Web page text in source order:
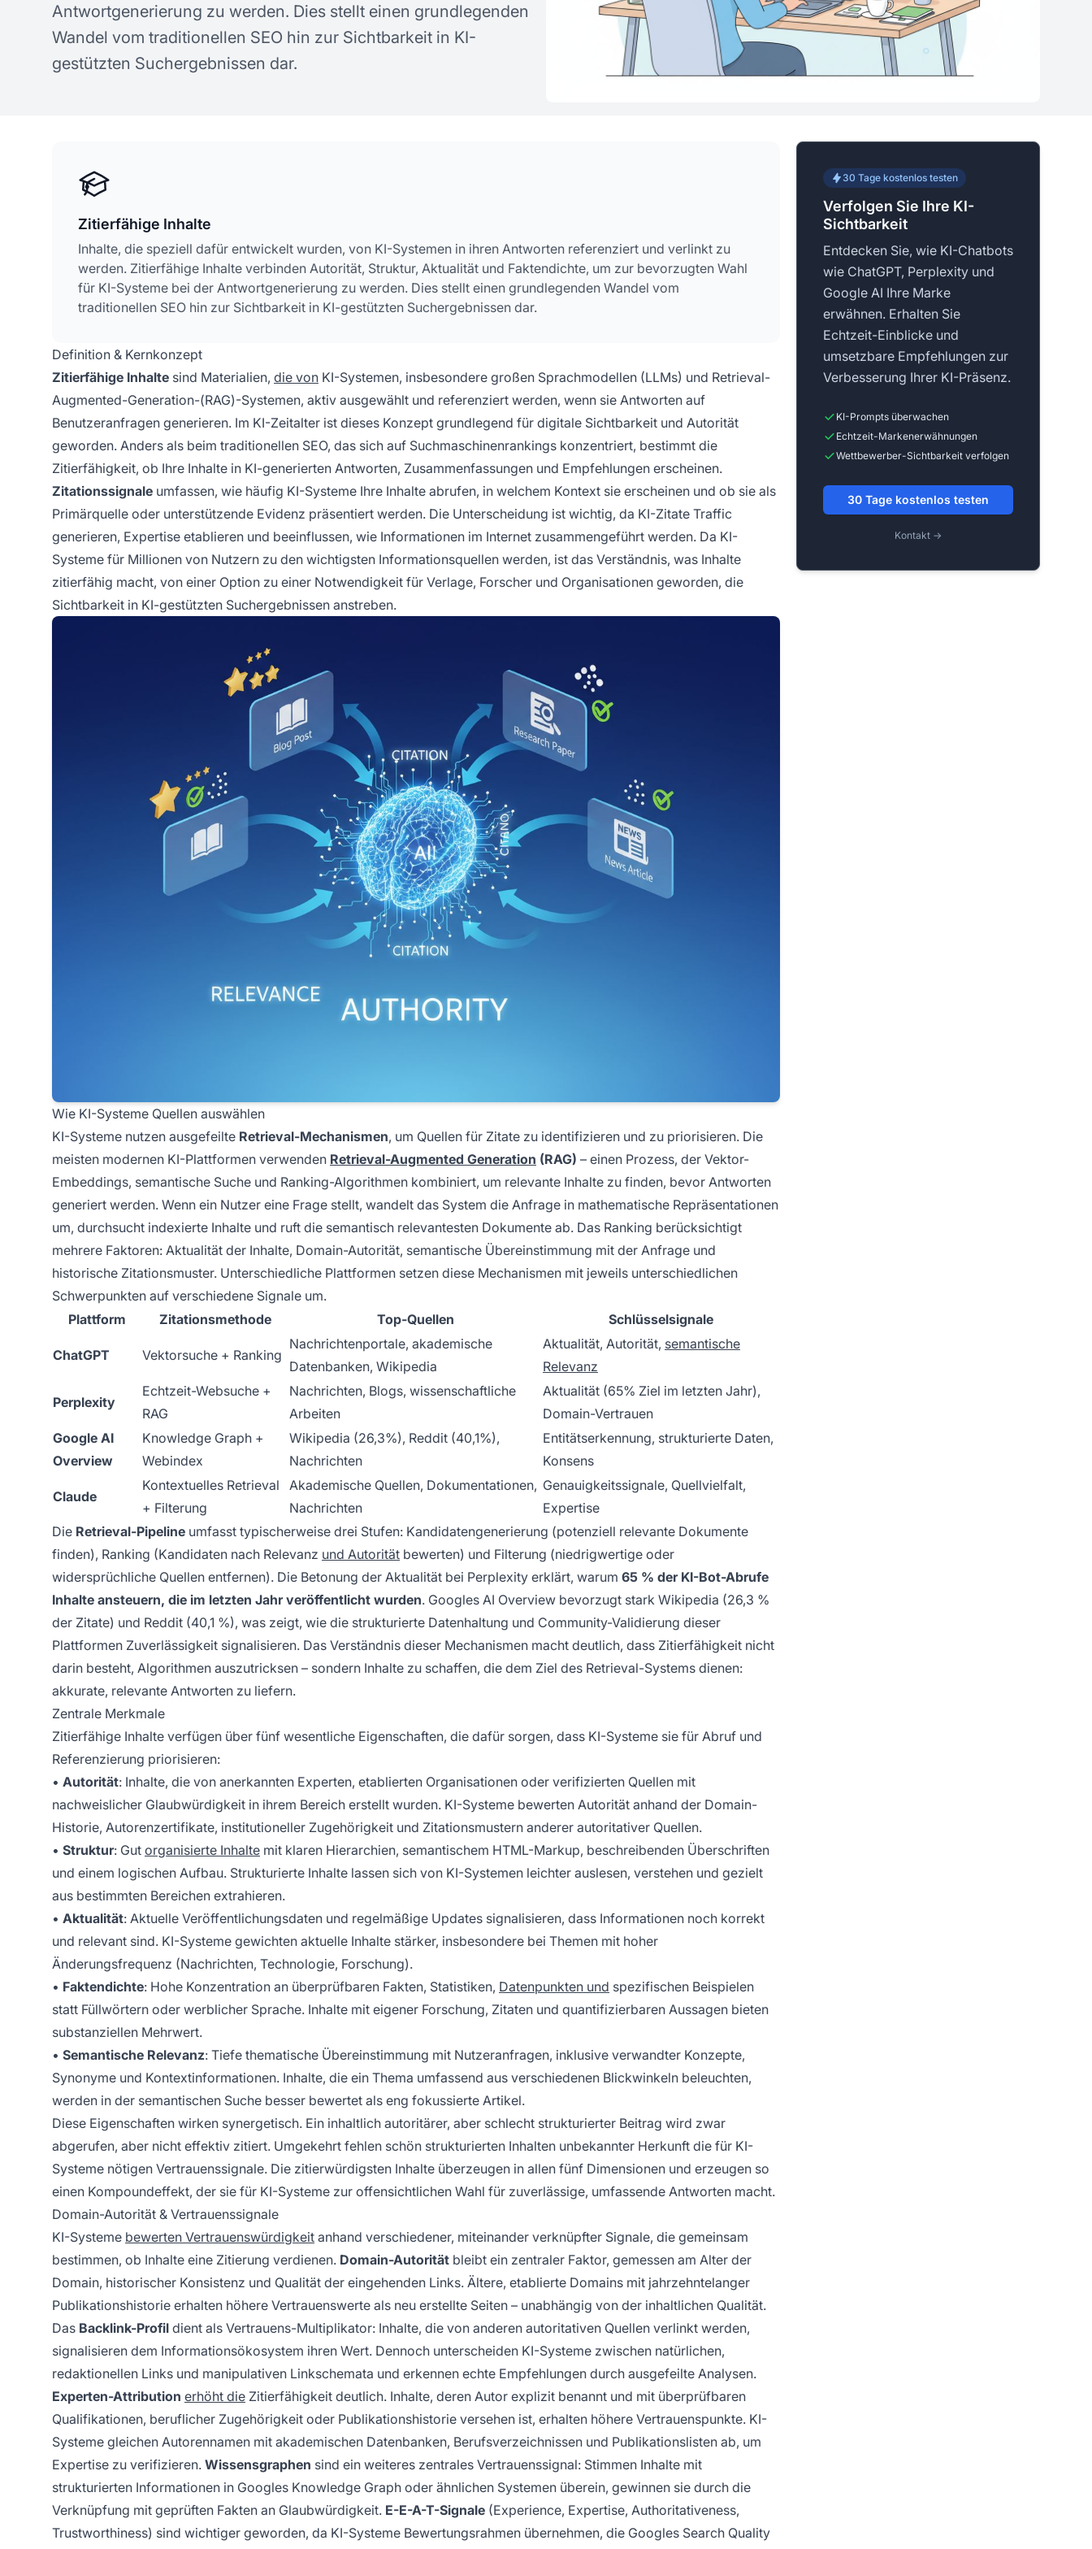
Konzepte zur KI-Sichtbarkeit
gestellte Fragen
Antwortgenerierung zu werden. Dies stellt einen grundlegenden
Wandel vom traditionellen SEO hin zur Sichtbarkeit in KI-
gestützten Suchergebnissen dar.
Zitierfähige Inhalte
Inhalte, die speziell dafür entwickelt wurden, von KI-Systemen in ihren Antworten referenziert und verlinkt zu
werden. Zitierfähige Inhalte verbinden Autorität, Struktur, Aktualität und Faktendichte, um zur bevorzugten Wahl
für KI-Systeme bei der Antwortgenerierung zu werden. Dies stellt einen grundlegenden Wandel vom
traditionellen SEO hin zur Sichtbarkeit in KI-gestützten Suchergebnissen dar.
Definition & Kernkonzept
Zitierfähige Inhalte sind Materialien, die von KI-Systemen, insbesondere großen Sprachmodellen (LLMs) und Retrieval-
Augmented-Generation-(RAG)-Systemen, aktiv ausgewählt und referenziert werden, wenn sie Antworten auf
Benutzeranfragen generieren. Im KI-Zeitalter ist dieses Konzept grundlegend für digitale Sichtbarkeit und Autorität
geworden. Anders als beim traditionellen SEO, das sich auf Suchmaschinenrankings konzentriert, bestimmt die
Zitierfähigkeit, ob Ihre Inhalte in KI-generierten Antworten, Zusammenfassungen und Empfehlungen erscheinen.
Zitationssignale umfassen, wie häufig KI-Systeme Ihre Inhalte abrufen, in welchem Kontext sie erscheinen und ob sie als
Primärquelle oder unterstützende Evidenz präsentiert werden. Die Unterscheidung ist wichtig, da KI-Zitate Traffic
generieren, Expertise etablieren und beeinflussen, wie Informationen im Internet zusammengeführt werden. Da KI-
Systeme für Millionen von Nutzern zu den wichtigsten Informationsquellen werden, ist das Verständnis, was Inhalte
zitierfähig macht, von einer Option zu einer Notwendigkeit für Verlage, Forscher und Organisationen geworden, die
Sichtbarkeit in KI-gestützten Suchergebnissen anstreben.
Wie KI-Systeme Quellen auswählen
KI-Systeme nutzen ausgefeilte Retrieval-Mechanismen, um Quellen für Zitate zu identifizieren und zu priorisieren. Die
meisten modernen KI-Plattformen verwenden Retrieval-Augmented Generation (RAG) – einen Prozess, der Vektor-
Embeddings, semantische Suche und Ranking-Algorithmen kombiniert, um relevante Inhalte zu finden, bevor Antworten
generiert werden. Wenn ein Nutzer eine Frage stellt, wandelt das System die Anfrage in mathematische Repräsentationen
um, durchsucht indexierte Inhalte und ruft die semantisch relevantesten Dokumente ab. Das Ranking berücksichtigt
mehrere Faktoren: Aktualität der Inhalte, Domain-Autorität, semantische Übereinstimmung mit der Anfrage und
historische Zitationsmuster. Unterschiedliche Plattformen setzen diese Mechanismen mit jeweils unterschiedlichen
Schwerpunkten auf verschiedene Signale um.
Plattform
Zitationsmethode Top-Quellen Schlüsselsignale
ChatGPT Vektorsuche + Ranking
Nachrichtenportale, akademische
Datenbanken, Wikipedia
Aktualität, Autorität, semantische
Relevanz
Perplexity
Echtzeit-Websuche +
RAG
Nachrichten, Blogs, wissenschaftliche
Arbeiten
Aktualität (65% Ziel im letzten Jahr),
Domain-Vertrauen
Google AI
Overview
Knowledge Graph +
Webindex
Wikipedia (26,3%), Reddit (40,1%),
Nachrichten
Entitätserkennung, strukturierte Daten,
Konsens
Claude
Kontextuelles Retrieval
+ Filterung
Akademische Quellen, Dokumentationen,
Nachrichten
Genauigkeitssignale, Quellvielfalt,
Expertise
Die Retrieval-Pipeline umfasst typischerweise drei Stufen: Kandidatengenerierung (potenziell relevante Dokumente
finden), Ranking (Kandidaten nach Relevanz und Autorität bewerten) und Filterung (niedrigwertige oder
widersprüchliche Quellen entfernen). Die Betonung der Aktualität bei Perplexity erklärt, warum 65 % der KI-Bot-Abrufe
Inhalte ansteuern, die im letzten Jahr veröffentlicht wurden. Googles AI Overview bevorzugt stark Wikipedia (26,3 %
der Zitate) und Reddit (40,1 %), was zeigt, wie die strukturierte Datenhaltung und Community-Validierung dieser
Plattformen Zuverlässigkeit signalisieren. Das Verständnis dieser Mechanismen macht deutlich, dass Zitierfähigkeit nicht
darin besteht, Algorithmen auszutricksen – sondern Inhalte zu schaffen, die dem Ziel des Retrieval-Systems dienen:
akkurate, relevante Antworten zu liefern.
Zentrale Merkmale
Zitierfähige Inhalte verfügen über fünf wesentliche Eigenschaften, die dafür sorgen, dass KI-Systeme sie für Abruf und
Referenzierung priorisieren:
• Autorität: Inhalte, die von anerkannten Experten, etablierten Organisationen oder verifizierten Quellen mit
nachweislicher Glaubwürdigkeit in ihrem Bereich erstellt wurden. KI-Systeme bewerten Autorität anhand der Domain-
Historie, Autorenzertifikate, institutioneller Zugehörigkeit und Zitationsmustern anderer autoritativer Quellen.
• Struktur: Gut organisierte Inhalte mit klaren Hierarchien, semantischem HTML-Markup, beschreibenden Überschriften
und einem logischen Aufbau. Strukturierte Inhalte lassen sich von KI-Systemen leichter auslesen, verstehen und gezielt
aus bestimmten Bereichen extrahieren.
• Aktualität: Aktuelle Veröffentlichungsdaten und regelmäßige Updates signalisieren, dass Informationen noch korrekt
und relevant sind. KI-Systeme gewichten aktuelle Inhalte stärker, insbesondere bei Themen mit hoher
Änderungsfrequenz (Nachrichten, Technologie, Forschung).
• Faktendichte: Hohe Konzentration an überprüfbaren Fakten, Statistiken, Datenpunkten und spezifischen Beispielen
statt Füllwörtern oder werblicher Sprache. Inhalte mit eigener Forschung, Zitaten und quantifizierbaren Aussagen bieten
substanziellen Mehrwert.
• Semantische Relevanz: Tiefe thematische Übereinstimmung mit Nutzeranfragen, inklusive verwandter Konzepte,
Synonyme und Kontextinformationen. Inhalte, die ein Thema umfassend aus verschiedenen Blickwinkeln beleuchten,
werden in der semantischen Suche besser bewertet als eng fokussierte Artikel.
Diese Eigenschaften wirken synergetisch. Ein inhaltlich autoritärer, aber schlecht strukturierter Beitrag wird zwar
abgerufen, aber nicht effektiv zitiert. Umgekehrt fehlen schön strukturierten Inhalten unbekannter Herkunft die für KI-
Systeme nötigen Vertrauenssignale. Die zitierwürdigsten Inhalte überzeugen in allen fünf Dimensionen und erzeugen so
einen Kompoundeffekt, der sie für KI-Systeme zur offensichtlichen Wahl für zuverlässige, umfassende Antworten macht.
Domain-Autorität & Vertrauenssignale
KI-Systeme bewerten Vertrauenswürdigkeit anhand verschiedener, miteinander verknüpfter Signale, die gemeinsam
bestimmen, ob Inhalte eine Zitierung verdienen. Domain-Autorität bleibt ein zentraler Faktor, gemessen am Alter der
Domain, historischer Konsistenz und Qualität der eingehenden Links. Ältere, etablierte Domains mit jahrzehntelanger
Publikationshistorie erhalten höhere Vertrauenswerte als neu erstellte Seiten – unabhängig von der inhaltlichen Qualität.
Das Backlink-Profil dient als Vertrauens-Multiplikator: Inhalte, die von anderen autoritativen Quellen verlinkt werden,
signalisieren dem Informationsökosystem ihren Wert. Dennoch unterscheiden KI-Systeme zwischen natürlichen,
redaktionellen Links und manipulativen Linkschemata und erkennen echte Empfehlungen durch ausgefeilte Analysen.
Experten-Attribution erhöht die Zitierfähigkeit deutlich. Inhalte, deren Autor explizit benannt und mit überprüfbaren
Qualifikationen, beruflicher Zugehörigkeit oder Publikationshistorie versehen ist, erhalten höhere Vertrauenspunkte. KI-
Systeme gleichen Autorennamen mit akademischen Datenbanken, Berufsverzeichnissen und Publikationslisten ab, um
Expertise zu verifizieren. Wissensgraphen sind ein weiteres zentrales Vertrauenssignal: Stimmen Inhalte mit
strukturierten Informationen in Googles Knowledge Graph oder ähnlichen Systemen überein, gewinnen sie durch die
Verknüpfung mit geprüften Fakten an Glaubwürdigkeit. E-E-A-T-Signale (Experience, Expertise, Authoritativeness,
Trustworthiness) sind wichtiger geworden, da KI-Systeme Bewertungsrahmen übernehmen, die Googles Search Quality
30 Tage kostenlos testen
Verfolgen Sie Ihre KI-
Sichtbarkeit
Entdecken Sie, wie KI-Chatbots
wie ChatGPT, Perplexity und
Google AI Ihre Marke
erwähnen. Erhalten Sie
Echtzeit-Einblicke und
umsetzbare Empfehlungen zur
Verbesserung Ihrer KI-Präsenz.
KI-Prompts überwachen
Echtzeit-Markenerwähnungen
Wettbewerber-Sichtbarkeit verfolgen
30 Tage kostenlos testen
Kontakt →